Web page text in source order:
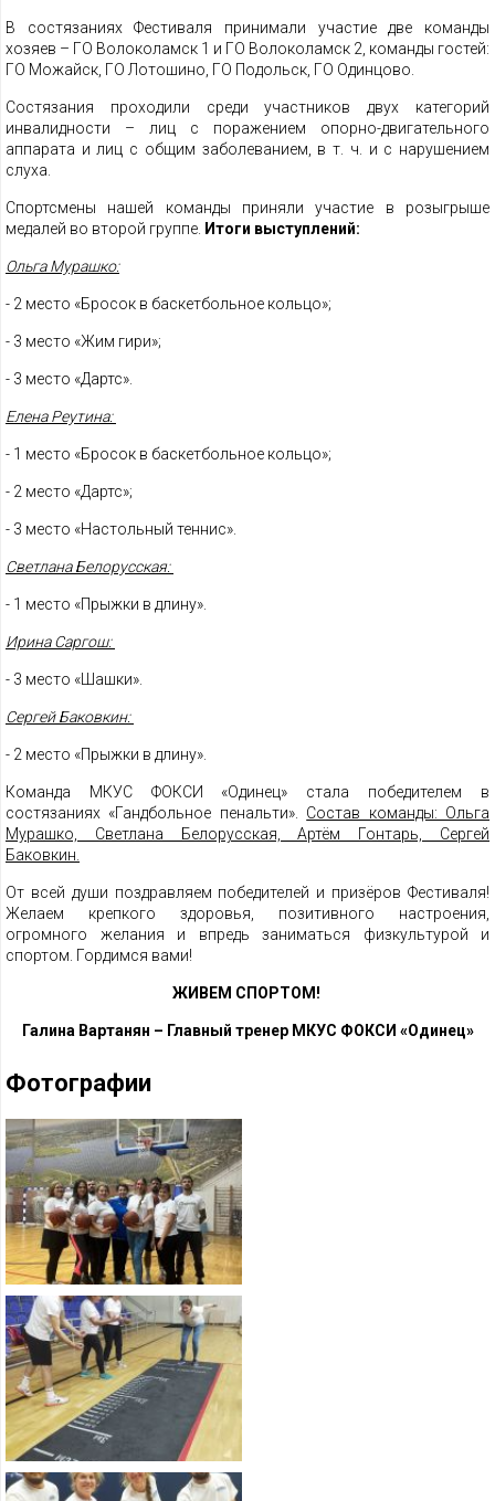
В состязаниях Фестиваля принимали участие две команды
хозяев – ГО Волоколамск 1 и ГО Волоколамск 2, команды гостей:
ГО Можайск, ГО Лотошино, ГО Подольск, ГО Одинцово.
Состязания проходили среди участников двух категорий
инвалидности – лиц с поражением опорно-двигательного
аппарата и лиц с общим заболеванием, в т. ч. и с нарушением
слуха.
Спортсмены нашей команды приняли участие в розыгрыше
медалей во второй группе. Итоги выступлений:
Ольга Мурашко:
- 2 место «Бросок в баскетбольное кольцо»;
- 3 место «Жим гири»;
- 3 место «Дартс».
Елена Реутина:
- 1 место «Бросок в баскетбольное кольцо»;
- 2 место «Дартс»;
- 3 место «Настольный теннис».
Светлана Белорусская:
- 1 место «Прыжки в длину».
Ирина Саргош:
- 3 место «Шашки».
Сергей Баковкин:
- 2 место «Прыжки в длину».
Команда МКУС ФОКСИ «Одинец» стала победителем в
состязаниях «Гандбольное пенальти». Состав команды: Ольга
Мурашко, Светлана Белорусская, Артём Гонтарь, Сергей
Баковкин.
От всей души поздравляем победителей и призёров Фестиваля!
Желаем крепкого здоровья, позитивного настроения,
огромного желания и впредь заниматься физкультурой и
спортом. Гордимся вами!
ЖИВЕМ СПОРТОМ!
Галина Вартанян – Главный тренер МКУС ФОКСИ «Одинец»
Фотографии